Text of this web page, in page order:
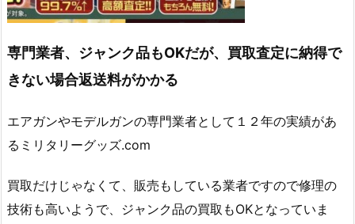
専門業者、ジャンク品もOKだが、買取査定に納得で
きない場合返送料がかかる
エアガンやモデルガンの専門業者として１２年の実績があ
るミリタリーグッズ.com
買取だけじゃなくて、販売もしている業者ですので修理の
技術も高いようで、ジャンク品の買取もOKとなっていま